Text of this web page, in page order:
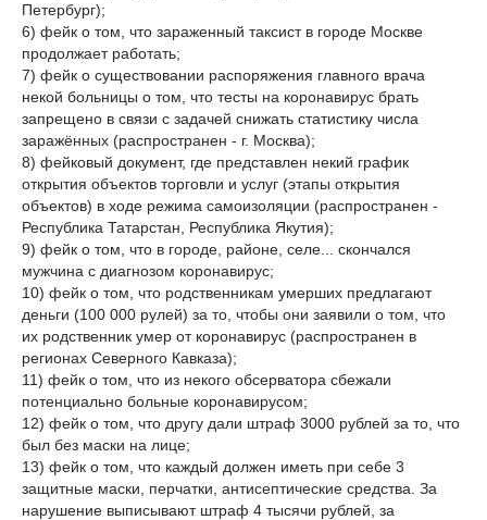
Петербург);
6) фейк о том, что зараженный таксист в городе Москве
продолжает работать;
7) фейк о существовании распоряжения главного врача
некой больницы о том, что тесты на коронавирус брать
запрещено в связи с задачей снижать статистику числа
заражённых (распространен - г. Москва);
8) фейковый документ, где представлен некий график
открытия объектов торговли и услуг (этапы открытия
объектов) в ходе режима самоизоляции (распространен -
Республика Татарстан, Республика Якутия);
9) фейк о том, что в городе, районе, селе... скончался
мужчина с диагнозом коронавирус;
10) фейк о том, что родственникам умерших предлагают
деньги (100 000 рулей) за то, чтобы они заявили о том, что
их родственник умер от коронавирус (распространен в
регионах Северного Кавказа);
11) фейк о том, что из некого обсерватора сбежали
потенциально больные коронавирусом;
12) фейк о том, что другу дали штраф 3000 рублей за то, что
был без маски на лице;
13) фейк о том, что каждый должен иметь при себе 3
защитные маски, перчатки, антисептические средства. За
нарушение выписывают штраф 4 тысячи рублей, за